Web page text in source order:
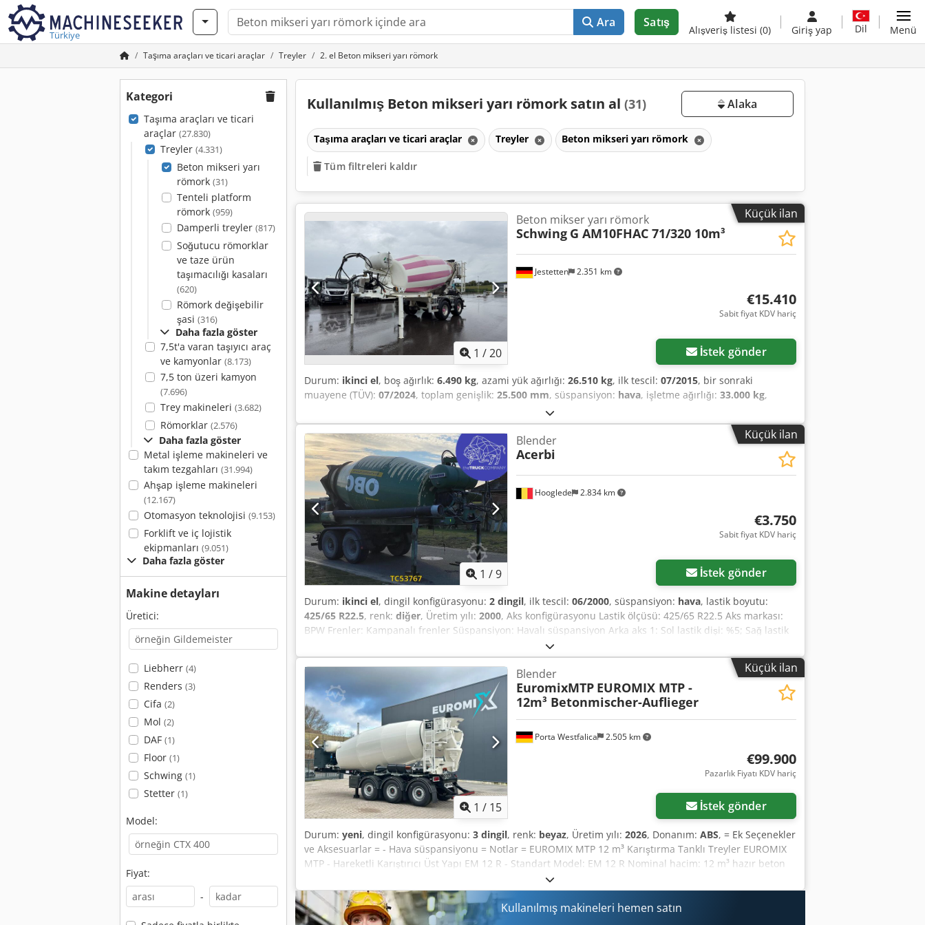
Türkiye
Ara Satış
Alışveriş listesi (0) Giriş yap Dil Menü
Taşıma araçları ve ticari araçlar Treyler 2. el Beton mikseri yarı römork
Kategori
Taşıma araçları ve ticari
araçlar (27.830)
Treyler (4.331)
Beton mikseri yarı
römork (31)
Tenteli platform
römork (959)
Damperli treyler (817)
Soğutucu römorklar
ve taze ürün
taşımacılığı kasaları
(620)
Römork değişebilir
şasi (316)
Daha fazla göster
7,5t'a varan taşıyıcı araç
ve kamyonlar (8.173)
7,5 ton üzeri kamyon
(7.696)
Trey makineleri (3.682)
Römorklar (2.576)
Daha fazla göster
Metal işleme makineleri ve
takım tezgahları (31.994)
Ahşap işleme makineleri
(12.167)
Otomasyon teknolojisi (9.153)
Forklift ve iç lojistik
ekipmanları (9.051)
Daha fazla göster
Makine detayları
Üretici:
Liebherr (4)
Renders (3)
Cifa (2)
Mol (2)
DAF (1)
Floor (1)
Schwing (1)
Stetter (1)
Model:
Fiyat:
-
Kullanılmış Beton mikseri yarı römork satın al (31) Alaka
Taşıma araçları ve ticari araçlar Treyler Beton mikseri yarı römork
Tüm filtreleri kaldır
Küçük ilan
1 /20
Jestetten 2.351 km
Beton mikser yarı römork
Schwing G AM10FHAC 71/320 10m³
€15.410
Sabit fiyat KDV hariç
İstek gönder
Durum: ikinci el, boş ağırlık: 6.490 kg, azami yük ağırlığı: 26.510 kg, ilk tescil: 07/2015, bir sonraki
muayene (TÜV): 07/2024, toplam genişlik: 25.500 mm, süspansiyon: hava, işletme ağırlığı: 33.000 kg,
Küçük ilan
1 /9
Hooglede 2.834 km
Blender
Acerbi
€3.750
Sabit fiyat KDV hariç
İstek gönder
Durum: ikinci el, dingil konfigürasyonu: 2 dingil, ilk tescil: 06/2000, süspansiyon: hava, lastik boyutu:
425/65 R22.5, renk: diğer, Üretim yılı: 2000, Aks konfigürasyonu Lastik ölçüsü: 425/65 R22.5 Aks markası:
BPW Frenler: Kampanalı frenler Süspansiyon: Havalı süspansiyon Arka aks 1: Sol lastik dişi: %5; Sağ lastik
dişi: %5 Arka aks 2: Sol lastik dişi: %5; Sağ lastik dişi: %5 Ağırlıklar Boş ağırlık: 7.500 kg Yük kapasitesi:
24.500 kg Azami toplam ağırlık: 32.000 kg Dsdpfx Abszra R Rskock Durum Hasar: yok
Küçük ilan
1 / 15
Porta Westfalica 2.505 km
Blender
EuromixMTP EUROMIX MTP -
12m³ Betonmischer-Auflieger
€99.900
Pazarlık Fiyatı KDV hariç
İstek gönder
Durum: yeni, dingil konfigürasyonu: 3 dingil, renk: beyaz, Üretim yılı: 2026, Donanım: ABS, = Ek Seçenekler
ve Aksesuarlar = - Hava süspansiyonu = Notlar = EUROMIX MTP 12 m³ Karıştırma Tanklı Treyler EUROMIX
MTP - Hareketli Karıştırıcı Üst Yapı EM 12 R - Standart Model: EM 12 R Nominal hacim: 12 m³ hazır beton
Standart yapıdaki karıştırma tamburu S355 malzemeden yapılmış standart karıştırma tamburu S420 MC
malzemeden yapılmış standart karıştırma spiraleri ZF P5300 marka şanzıman Bosch Rexroth hidrolik
pompa Bosch Rexroth hidrolik motor Entegre yağ soğutma sistemi Mekanik karıştırma kontrolü ve elektrikli
başlatma/durdurma Basınçlı hava su sistemi Hortum bağlantısıyla birlikte sabit platformdaki su bağlantısı
Kullanılmış makineleri hemen satın